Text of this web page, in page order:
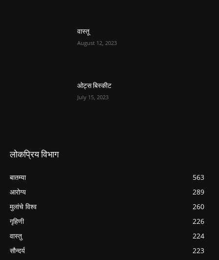
वास्तू
August 12, 2023
ओट्स बिस्कीट
July 15, 2023
लोकप्रिय विभाग
बातम्या
563
आरोग्य
289
मुलांचे विश्व
260
गृहिणी
226
वास्तु
224
सौन्दर्य
223